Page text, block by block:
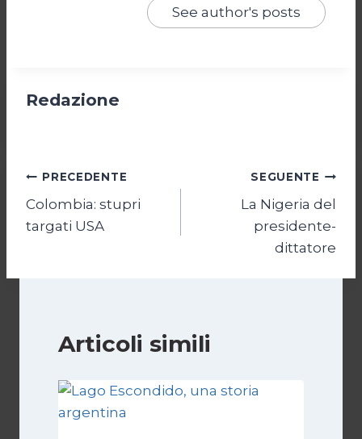
See author's posts
Redazione
Navigazione
articoli
PRECEDENTE
Colombia: stupri
targati USA
SEGUENTE
La Nigeria del
presidente-
dittatore
Articoli simili